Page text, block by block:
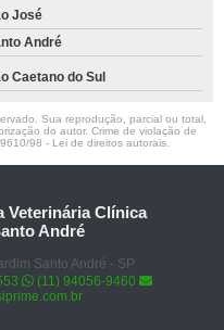
José
André
Caetano do Sul
Sua reprodução, parcial ou total,
do autor. Crime de violação de
98 - Lei de direitos autorais
Veterinária Clínica
André
Santo André - SP
(11) 94056-9460